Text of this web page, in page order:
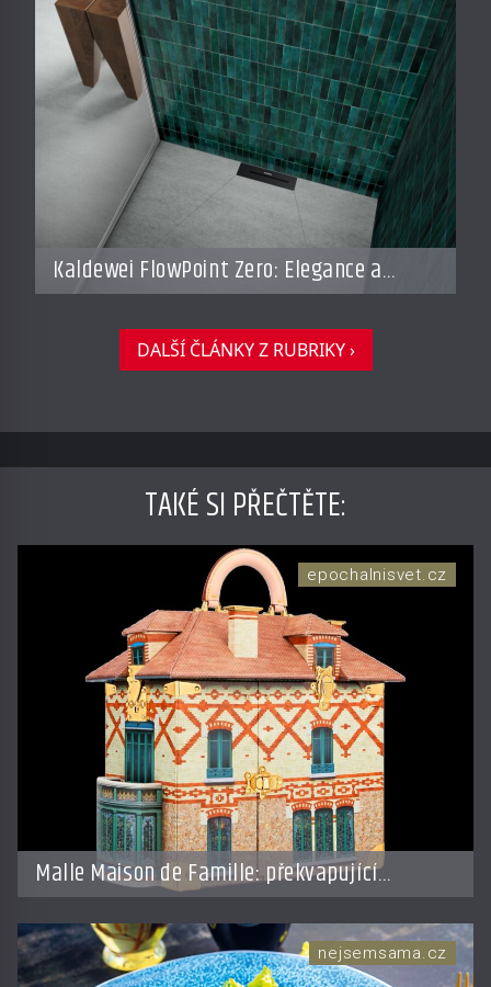
Kaldewei FlowPoint Zero: Elegance a
funkčnost na nejvyšší úrovni
DALŠÍ ČLÁNKY Z RUBRIKY ›
TAKÉ SI PŘEČTĚTE:
Malle Maison de Famille: překvapující
doplněk od LV
epochalnisvet.cz
nejsemsama.cz